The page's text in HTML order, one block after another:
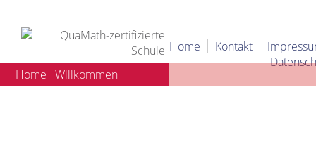
Home Kontakt
Home Willkommen